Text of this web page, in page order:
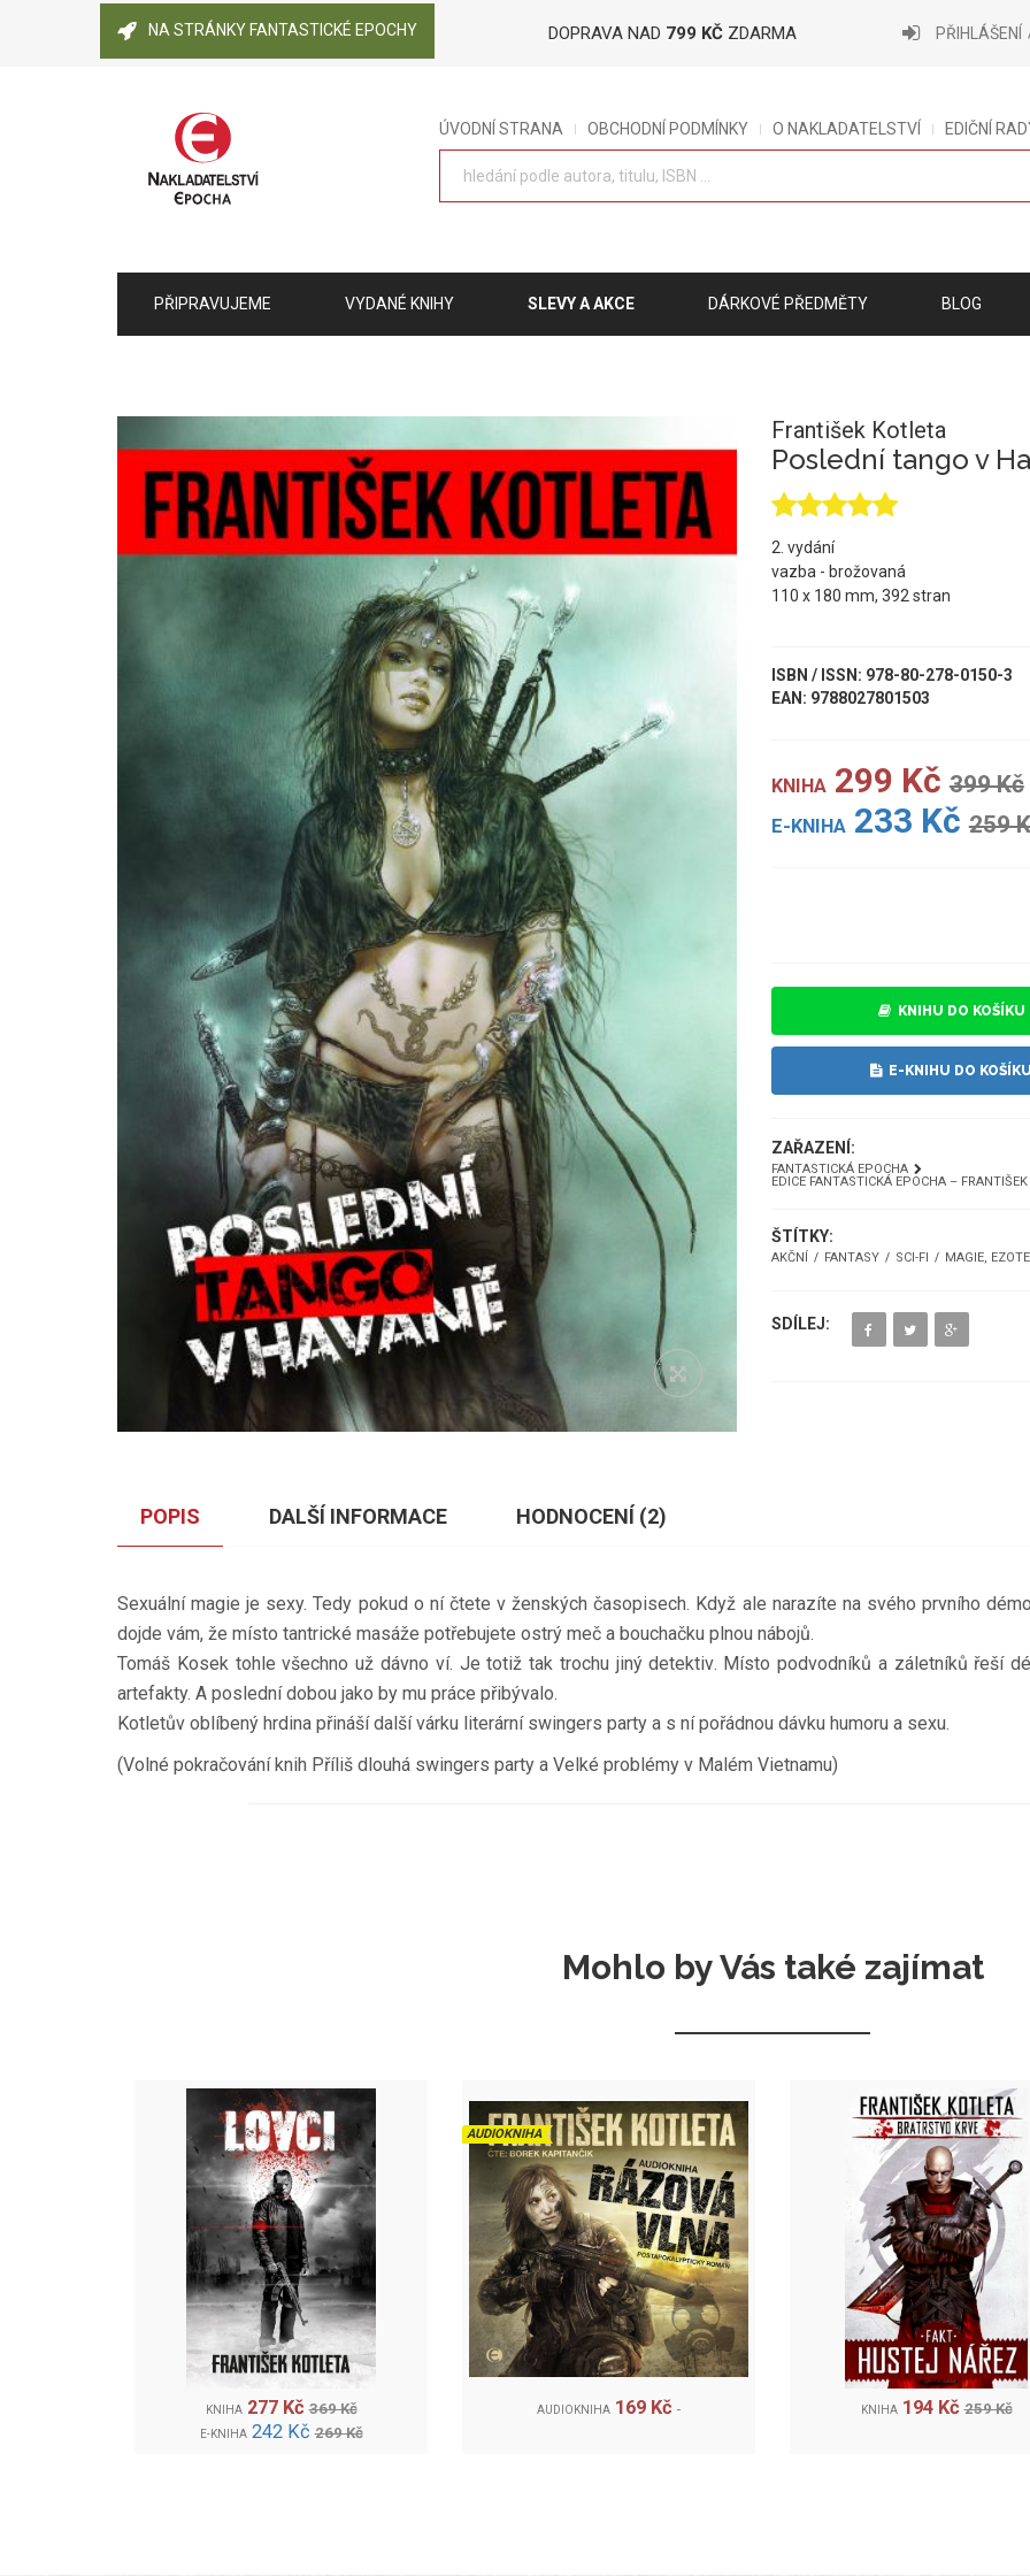
NA STRÁNKY FANTASTICKÉ EPOCHY DOPRAVA NAD 799 KČ ZDARMA PŘIHLÁŠENÍ
ÚVODNÍ STRANA OBCHODNÍ PODMÍNKY O NAKLADATELSTVÍ EDIČNÍ
PŘIPRAVUJEME VYDANÉ KNIHY SLEVY A AKCE DÁRKOVÉ PŘEDMĚTY BLOG
František Kotleta
Poslední tango v
2. vydání
vazba - brožovaná
110 x 180 mm, 392 stran
ISBN / ISSN: 978-80-278-0150-3
EAN: 9788027801503
KNIHA 299 Kč 399 Kč
E-KNIHA 233 Kč 259
KNIHU DO KOŠÍKU
E-KNIHU DO
ZAŘAZENÍ:
FANTASTICKÁ EPOCHA
EDICE FANTASTICKÁ EPOCHA –
ŠTÍTKY:
AKČNÍ FANTASY SCI-FI MAGIE,
SDÍLEJ:
POPIS DALŠÍ INFORMACE HODNOCENÍ (2)
Sexuální magie je sexy. Tedy pokud o ní čtete v ženských časopisech. Když ale narazíte na svého prvního
dojde vám, že místo tantrické masáže potřebujete ostrý meč a bouchačku plnou nábojů.
Tomáš Kosek tohle všechno už dávno ví. Je totiž tak trochu jiný detektiv. Místo podvodníků a záletníků řeší
artefakty. A poslední dobou jako by mu práce přibývalo.
Kotletův oblíbený hrdina přináší další várku literární swingers party a s ní pořádnou dávku humoru a sexu.
(Volné pokračování knih Příliš dlouhá swingers party a Velké problémy v Malém Vietnamu)
Mohlo by Vás také zajímat
KNIHA 277 Kč 369 Kč
E-KNIHA 242 Kč 269 Kč
AUDIOKNIHA
AUDIOKNIHA 169 Kč KNIHA 194 Kč 259 Kč